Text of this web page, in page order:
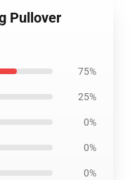
Pullover
75%
25%
0%
0%
0%